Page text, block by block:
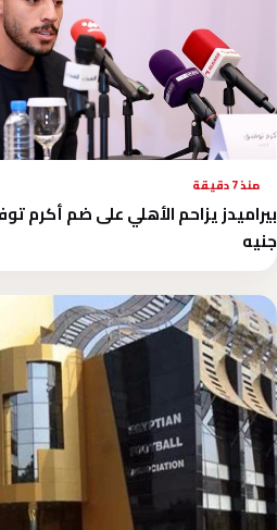
منذ 7 دقيقة
جنيه